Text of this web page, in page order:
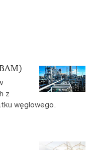
z
węglowego.